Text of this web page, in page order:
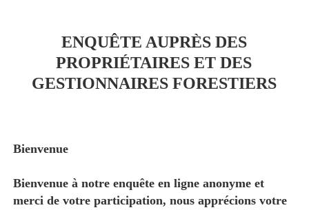
ENQUÊTE AUPRÈS DES
PROPRIÉTAIRES ET DES
GESTIONNAIRES FORESTIERS
Bienvenue
Bienvenue à notre enquête en ligne anonyme et
merci de votre participation, nous apprécions votre